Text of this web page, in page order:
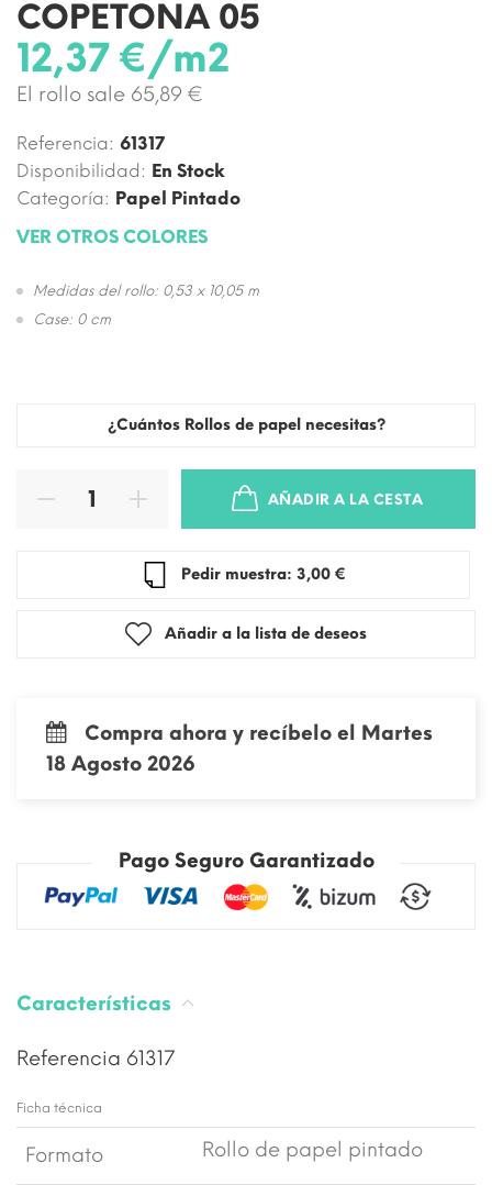
COPETONA 05
12,37 €/m2
El rollo sale 65,89 €
Referencia: 61317
Disponibilidad: En Stock
Categoría: Papel Pintado
VER OTROS COLORES
Medidas del rollo: 0,53 x 10,05 m
Case: 0 cm
¿Cuántos Rollos de papel necesitas?
AÑADIR A LA CESTA
Pedir muestra: 3,00 €
Añadir a la lista de deseos
Compra ahora y recíbelo el Martes
18 Agosto 2026
Pago Seguro Garantizado
Características
Referencia 61317
Ficha técnica
Formato Rollo de papel pintado